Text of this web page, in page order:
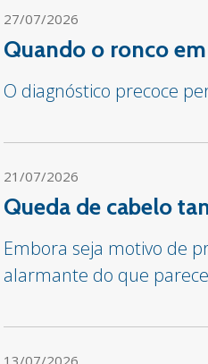
27/07/2026
Quando o ronco
O diagnóstico precoce
21/07/2026
Queda de cabelo
Embora seja motivo de
alarmante do que parece
13/07/2026